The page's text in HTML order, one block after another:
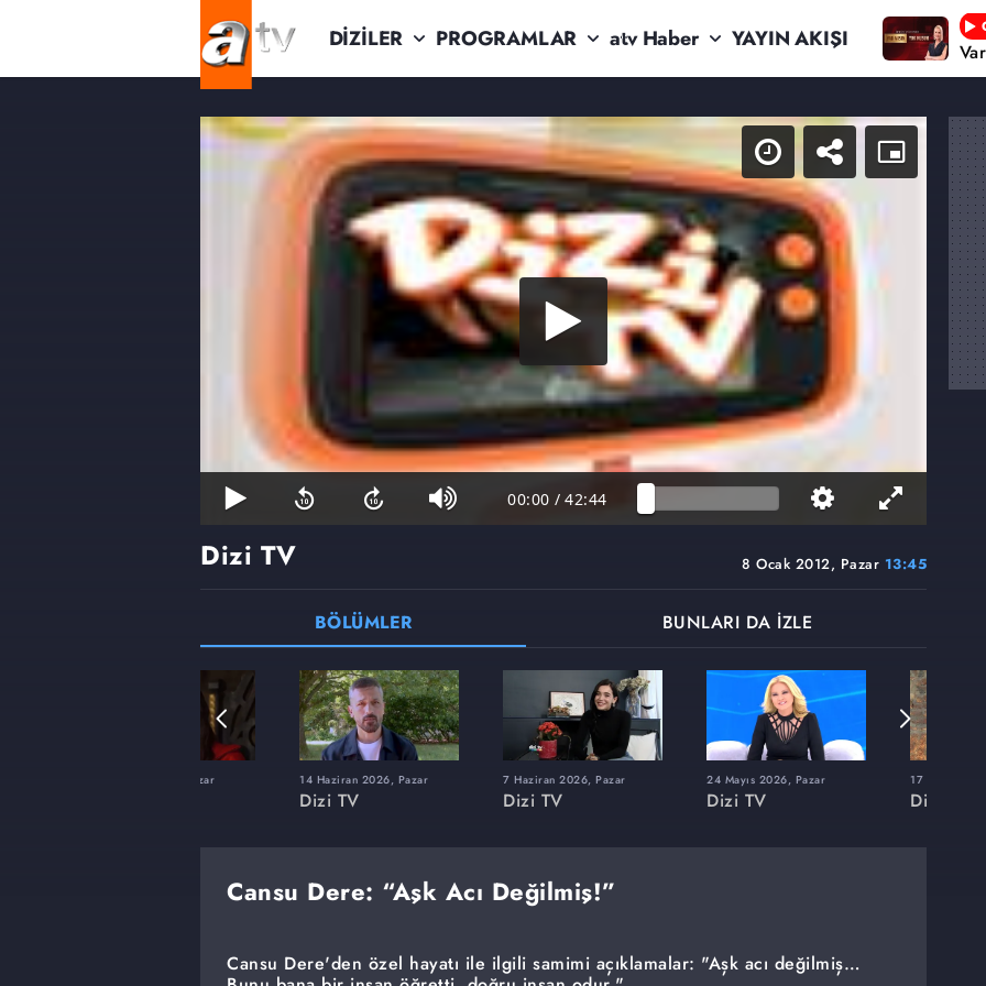
DİZİLER PROGRAMLAR atv Haber YAYIN AKIŞI
00:00 / 42:44
8 Ocak 2012, Pazar 13:45
Dizi TV
BÖLÜMLER BUNLARI DA İZLE
22 Şubat 2026, Pazar 14 Haziran 2026, Pazar
Dizi TV
7 Haziran 2026, Pazar
Dizi TV
24 Mayıs 2026, Pazar
Dizi TV
17 Mayıs
Dizi TV
Cansu Dere: “Aşk Acı Değilmiş!”
Cansu Dere'den özel hayatı ile ilgili samimi açıklamalar: "Aşk acı değilmiş…